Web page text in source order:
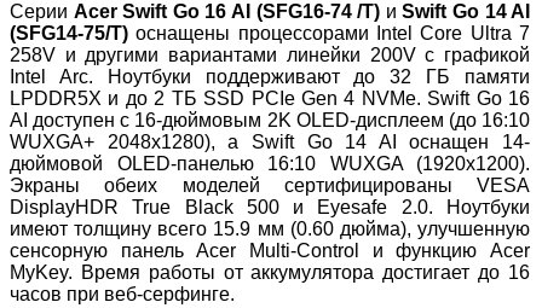
Серии Acer Swift Go 16 AI (SFG16-74 /T) иSwift Go 14 AI
(SFG14-75/T) оснащены процессорами Intel Core Ultra 7
258V и другими вариантами линейки 200V с графикой
Intel Arc. Ноутбуки поддерживают до 32 ГБ памяти
LPDDR5X и до 2 ТБ SSD PCIe Gen 4 NVMe. Swift Go 16
AI доступен с 16-дюймовым 2K OLED-дисплеем (до 16:10
WUXGA+ 2048x1280), а Swift Go 14 AI оснащен 14-
дюймовой OLED-панелью 16:10 WUXGA (1920x1200).
Экраны обеих моделей сертифицированы VESA
DisplayHDR True Black 500 и Eyesafe 2.0. Ноутбуки
имеют толщину всего 15.9 мм (0.60 дюйма), улучшенную
сенсорную панель Acer Multi-Control и функцию Acer
MyKey. Время работы от аккумулятора достигает до 16
часов при веб-серфинге.